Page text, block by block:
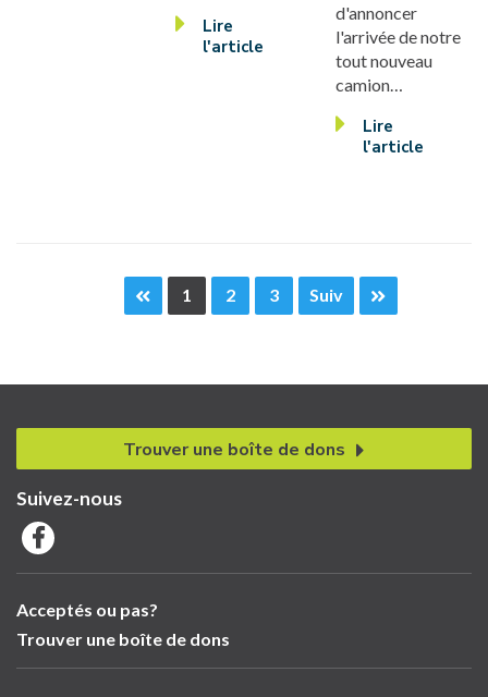
Lire
l'article
d'annoncer
l'arrivée de notre
tout nouveau
camion…
Lire
l'article
1 2 3 Suiv
Acceptés ou pas?
Trouver une boîte de dons
Trouver une boîte de dons
Suivez-nous